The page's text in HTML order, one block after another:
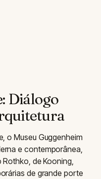
Diálogo
o Museu Guggenheim
e contemporânea,
de Kooning,
de grande porte